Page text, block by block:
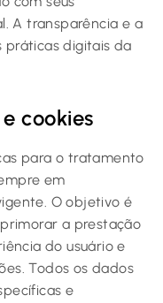
A transparência e a
práticas digitais da
cookies
para o tratamento
em
O objetivo é
a prestação
do usuário e
Todos os dados
e